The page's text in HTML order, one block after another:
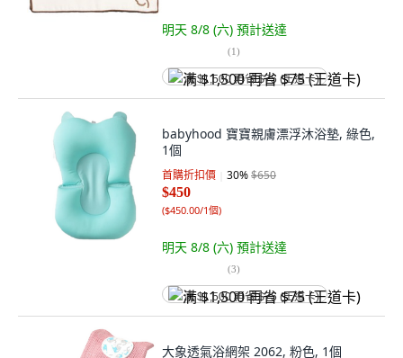
明天 8/8 (六) 預計送達
(1)
满 $1,500 再省 $75 (王道卡)
babyhood 寶寶親膚漂浮沐浴墊, 綠色,
1個
首購折扣價 30%$650
$450
($450.00/1個)
明天 8/8 (六) 預計送達
(3)
满 $1,500 再省 $75 (王道卡)
大象透氣浴網架 2062, 粉色, 1個